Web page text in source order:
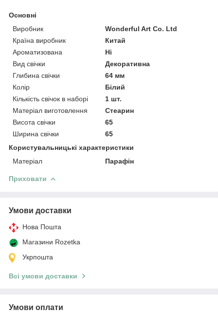
Основні
Виробник
Wonderful Art Co. Ltd
Країна виробник
Китай
Ароматизована
Ні
Вид свічки
Декоративна
Глибина свічки
64 мм
Колір
Білий
Кількість свічок в наборі
1 шт.
Матеріал виготовлення
Стеарин
Висота свічки
65
Ширина свічки
65
Користувальницькі характеристики
Матеріал
Парафін
Приховати
Умови доставки
Нова Пошта
Магазини Rozetka
Укрпошта
Всі умови доставки
Умови оплати